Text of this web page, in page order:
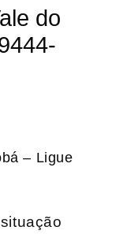
do
– Ligue